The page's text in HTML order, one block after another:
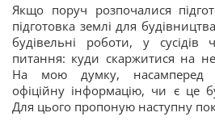
Якщо поруч розпочалися
підготовка землі для
будівельні роботи, у
питання: куди скаржитися на
На мою думку, насамперед
офіційну інформацію, чи є це
Для цього пропоную наступну